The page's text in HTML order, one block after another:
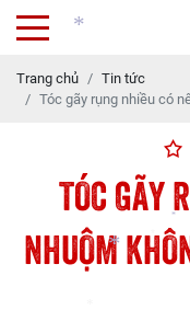
*
Trang chủ
Tin tức
Tóc gãy rụng nhiều có
TÓC GÃY
NHUỘM